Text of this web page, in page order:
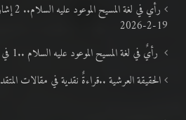
رأي
19-2-2026
رأيٌ في لغة المسيح الموعود عليه السلام ..1 في محنة اللغة ومعاني «الاشتهار»
الحقيقة العرشية ..قراءةٌ نقدية في مقالات